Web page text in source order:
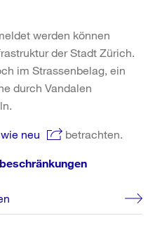
werden können
der Stadt Zürich.
im Strassenbelag, ein
durch Vandalen
neu betrachten.